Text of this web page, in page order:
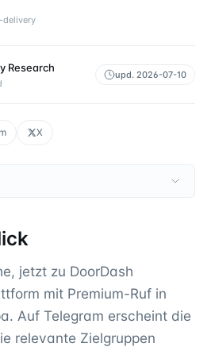
Research
upd. 2026-07-10
X
jetzt zu DoorDash
mit Premium-Ruf in
Auf Telegram erscheint die
relevante Zielgruppen